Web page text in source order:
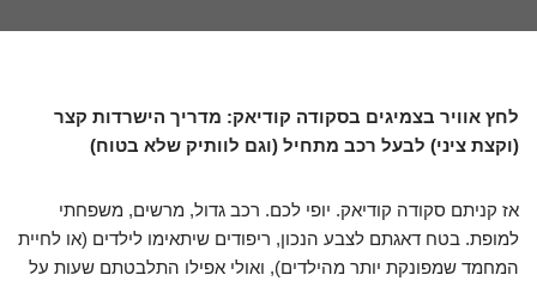
לחץ אוויר בצמיגים בסקודה קודיאק: מדריך הישרדות קצר
(וקצת ציני) לבעל רכב מתחיל (וגם לוותיק שלא בטוח)
אז קניתם סקודה קודיאק. יופי לכם. רכב גדול, מרשים, משפחתי
למופת. בטח דאגתם לצבע הנכון, ריפודים שיתאימו לילדים (או לחיית
המחמד שמפונקת יותר מהילדים), ואולי אפילו התלבטתם שעות על